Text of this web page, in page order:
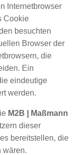
Internetbrowser
Cookie
besuchten
Browser der
die
Ein
eindeutige
werden.
M2B | Maßmann
dieser
bereitstellen, die
wären.